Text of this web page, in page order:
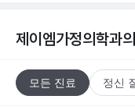
제이엠가정의학과
모든 진료 정신